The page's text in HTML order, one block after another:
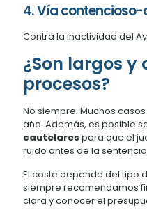
4. Vía
Contra la inactividad del
¿Son largos y
procesos?
No siempre. Muchos
año. Además, es posible
cautelares para que el
ruido antes de la
El coste depende del tipo
siempre recomendamos
clara y conocer el